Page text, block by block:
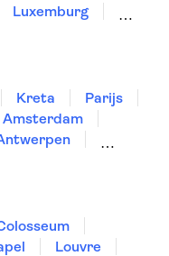
Luxemburg
Kreta
Parijs
Amsterdam
Louvre